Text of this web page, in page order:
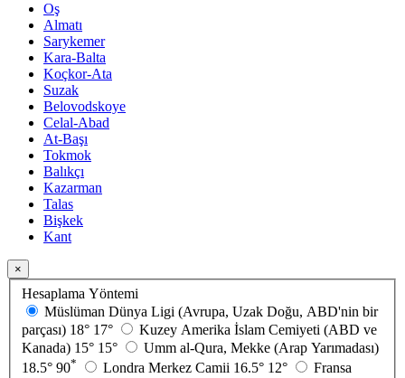
Oş
Almatı
Sarykemer
Kara-Balta
Koçkor-Ata
Suzak
Belovodskoye
Celal-Abad
At-Başı
Tokmok
Balıkçı
Kazarman
Talas
Bişkek
Kant
×
Hesaplama Yöntemi
Müslüman Dünya Ligi (Avrupa, Uzak Doğu, ABD'nin bir
parçası) 18° 17°
Kuzey Amerika İslam Cemiyeti (ABD ve
Kanada) 15° 15°
Umm al-Qura, Mekke (Arap Yarımadası)
18.5° 90* Londra Merkez Camii 16.5° 12°
Fransa